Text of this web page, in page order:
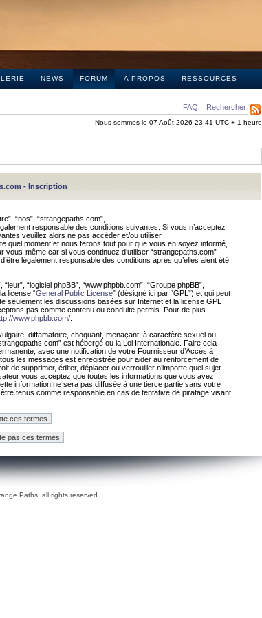
NEWS FORUM A PROPOS RESSOURCES
FAQ Rechercher
Nous sommes le 07 Août 2026 23:41 UTC + 1 heure
- Inscription
“nos”, “strangepaths.com”,
responsable des conditions suivantes. Si vous n’acceptez
veuillez alors ne pas accéder et/ou utiliser
quel moment et nous ferons tout pour que vous en soyez informé,
vous-même car si vous continuez d’utiliser “strangepaths.com”
légalement responsable des conditions après qu’elles aient été
“logiciel phpBB”, “www.phpbb.com”, “Groupe phpBB”,
license “General Public License” (désigné ici par “GPL”) et qui peut
seulement les discussions basées sur Internet et la license GPL
pas comme contenu ou conduite permis. Pour de plus
www.phpbb.com/
diffamatoire, choquant, menaçant, à caractère sexuel ou
est hébergé ou la Loi Internationale. Faire cela
avec une notification de votre Fournisseur d’Accès à
les messages est enregistrée pour aider au renforcement de
de supprimer, éditer, déplacer ou verrouiller n’importe quel sujet
vous acceptez que toutes les informations que vous avez
information ne sera pas diffusée à une tierce partie sans votre
tenus comme responsable en cas de tentative de piratage visant
Paths, all rights reserved.